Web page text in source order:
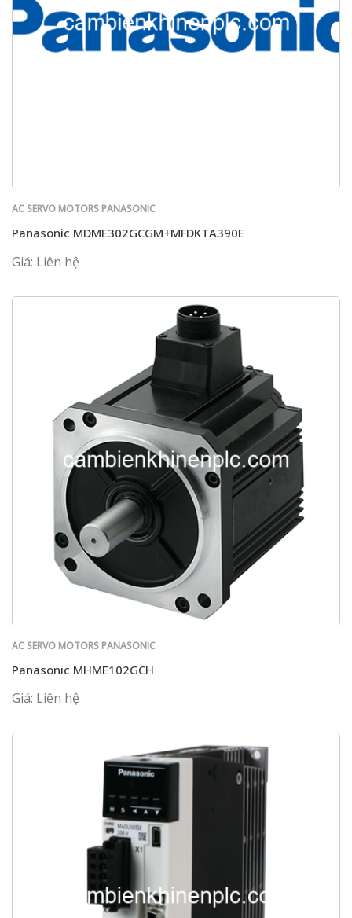
AC SERVO MOTORS PANASONIC
Panasonic MDME302GCGM+MFDKTA390E
Giá: Liên hệ
AC SERVO MOTORS PANASONIC
Panasonic MHME102GCH
Giá: Liên hệ